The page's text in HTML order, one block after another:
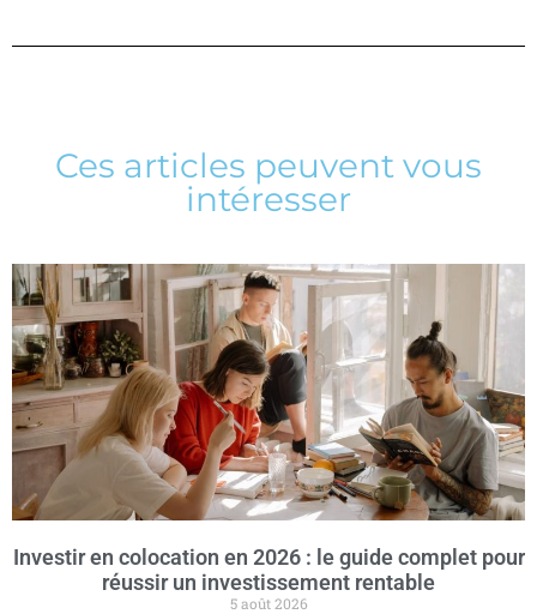
Ces articles peuvent vous
intéresser
Investir en colocation en 2026 : le guide complet pour
réussir un investissement rentable
5 août 2026